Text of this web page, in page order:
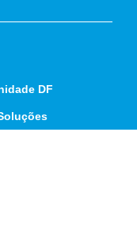
DF